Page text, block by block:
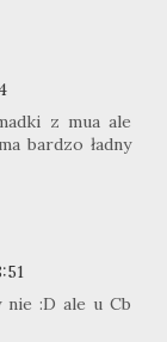
z mua ale
bardzo ładny
:D ale u Cb